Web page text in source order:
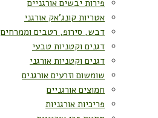
פירות יבשים אורגניים
אטריות קונג'אק אורגני
דבש, סירופ, רטבים וממרחים
דגנים וקטניות טבעי
דגנים וקטניות אורגני
שומשום וזרעים אורגנים
חמוצים אורגניים
פריכיות אורגניות